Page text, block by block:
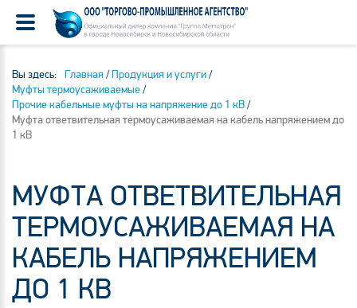
Вы здесь: Главная /Продукция и услуги/
Муфты термоусаживаемые/
Прочие кабельные муфты на напряжение до 1 кВ/
Муфта ответвительная термоусаживаемая на кабель напряжением до
1 кВ
МУФТА ОТВЕТВИТЕЛЬНАЯ
ТЕРМОУСАЖИВАЕМАЯ НА
КАБЕЛЬ НАПРЯЖЕНИЕМ
ДО 1 КВ